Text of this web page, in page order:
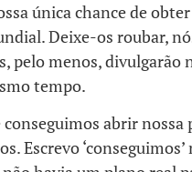
única chance de obter
Deixe-os roubar,
pelo menos, divulgarão
tempo.
conseguimos abrir
Escrevo ‘conseguimos’